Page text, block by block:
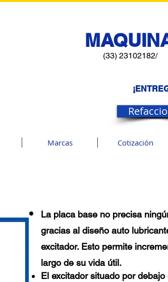
(33) 23102182/
Marcas Cotización
La placa base no precisa
gracias al diseño auto
excitador. Esto permite
largo de su vida útil.
El excitador situado por